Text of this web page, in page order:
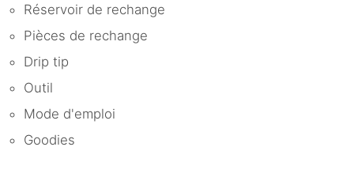
Réservoir de rechange
Pièces de rechange
Drip tip
Outil
Mode d'emploi
Goodies